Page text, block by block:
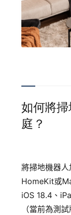
如何將
庭？
將掃地機器
HomeKit或
iOS 18.4、
（當前為測